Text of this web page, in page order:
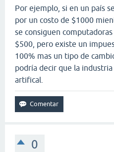
Por ejemplo, si en un país
por un costo de $1000
se consiguen
$500, pero existe un
100% mas un tipo de
podría decir que la
artifical.
0